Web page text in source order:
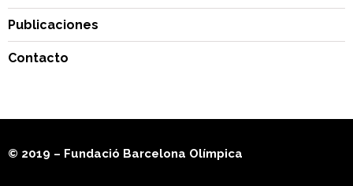
Publicaciones
Contacto
© 2019 – Fundació Barcelona Olímpica